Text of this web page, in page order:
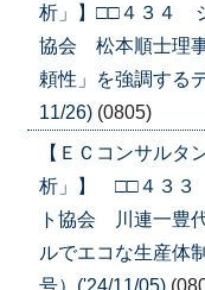
析」】□□４３４
協会 松本順士理
頼性」を強調する
11/26) (0805)
【ＥＣコンサルタ
析」】 □□４３３
ト協会 川連一豊
ルでエコな生産体
号）('24/11/05)